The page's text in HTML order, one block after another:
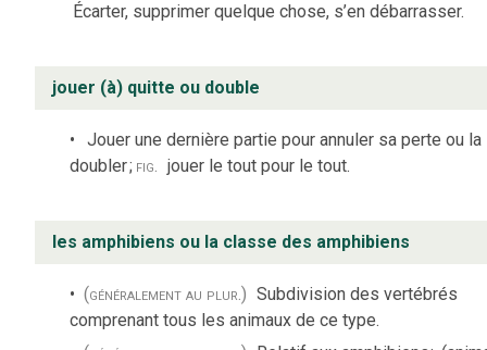
Écarter, supprimer quelque chose, s’en débarrasser.
jouer (à) quitte ou double
Jouer une dernière partie pour annuler sa perte ou la
doubler; fig. jouer le tout pour le tout.
les amphibiens ou la classe des amphibiens
(généralement au plur.) Subdivision des vertébrés
comprenant tous les animaux de ce type.